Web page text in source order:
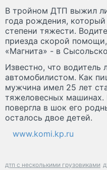
В тройном ДТП выжил
года рождения,
степени тяжести.
приезда скорой
«Магнита» - в
Известно, что
автомобилистом. Как
мужчина имел 25 лет
тяжеловесных
повергла в шок его
осталось двое детей.
www.komi.kp.ru
дтп с несколькими грузовиками